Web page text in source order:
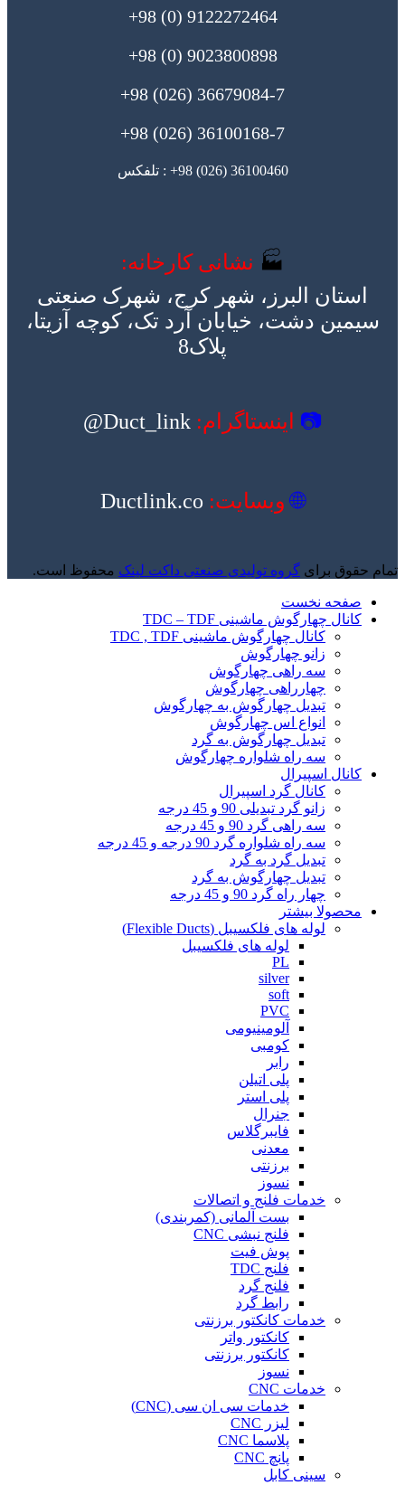
9122272464 (0) 98+
9023800898 (0) 98+
36679084-7 (026) 98+
36100168-7 (026) 98+
36100460 (026) 98+ : تلفکس
🏭 نشانی کارخانه:
استان البرز، شهر کرج، شهرک صنعتی
سیمین دشت، خیابان آرد تک، کوچه آزیتا،
پلاک8
📷 اینستاگرام:
🌐 وبسایت:
تمام حقوق برای گروه تولیدی صنعتی داکت لینک محفوظ است.
صفحه نخست
کانال چهارگوش ماشینی TDC – TDF
کانال چهارگوش ماشینی TDC , TDF
زانو چهارگوش
سه راهی چهارگوش
چهارراهی چهارگوش
تبدیل چهارگوش به چهارگوش
انواع اس چهارگوش
تبدیل چهارگوش به گرد
سه راه شلواره چهارگوش
کانال اسپیرال
کانال گرد اسپیرال
زانو گرد تبدیلی 90 و 45 درجه
سه راهی گرد 90 و 45 درجه
سه راه شلواره گرد 90 درجه و 45 درجه
تبدیل گرد به گرد
تبدیل چهارگوش به گرد
چهار راه گرد 90 و 45 درجه
محصولا بیشتر
لوله های فلکسیبل (Flexible Ducts)
لوله های فلکسیبل
PL
silver
soft
PVC
آلومینیومی
کومبی
رابر
پلی اتیلن
پلی استر
جنرال
فایبرگلاس
معدنی
برزنتی
نسوز
خدمات فلنج و اتصالات
بست آلمانی (کمربندی)
فلنج نبشی CNC
پوش فیت
فلنج TDC
فلنج گرد
رابط گرد
خدمات کانکتور برزنتی
کانکتور واتر
کانکتور برزنتی
نسوز
خدمات CNC
خدمات سی ان سی (CNC)
لیزر CNC
پلاسما CNC
پانچ CNC
سینی کابل